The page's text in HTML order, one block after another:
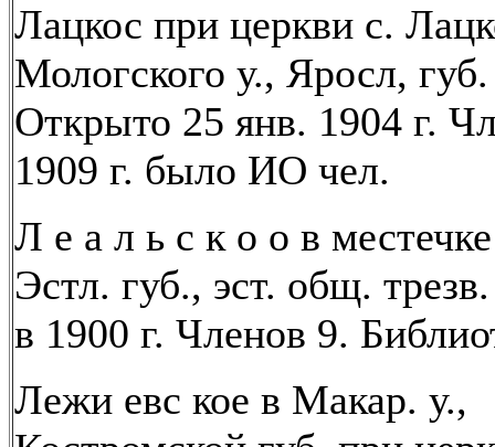
Лацкос при церкви с.
Мологского у., Яросл, губ.
Открыто 25 янв. 1904 г.
1909 г. было ИО чел.
Л е а л ь с к о о в
Эстл. губ., эст. общ.
в 1900 г. Членов 9.
Лежи евс кое в Макар. у.,